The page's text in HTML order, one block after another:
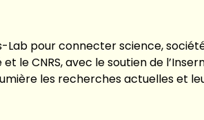
Lab pour connecter science,
le CNRS, avec le soutien de
les recherches actuelles et